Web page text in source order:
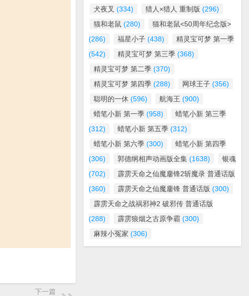
下一篇
犬夜叉 (334) 猎人×猎人 重制版 (296)
猫和老鼠 (280)
猫和老鼠<50周年纪念版>
(286)
福星小子 (438)
精灵宝可梦 第一季
(542)
精灵宝可梦 第三季 (368)
精灵宝可梦 第二季 (370)
精灵宝可梦 第四季 (288) 网球王子 (356)
聪明的一休 (596) 航海王 (900)
蜡笔小新 第一季 (958)
蜡笔小新 第三季
(312)
蜡笔小新 第五季 (312)
蜡笔小新 第六季 (300)
蜡笔小新 第四季
(306)
郭德纲相声动画版全集 (1638)
银魂
(702)
霹雳天命之仙魔鏖锋2斩魔录 普通话版
(360)
霹雳天命之仙魔鏖锋 普通话版 (300)
霹雳天命之战祸邪神2 破邪传 普通话版
(288)
霹雳狼烟之古原争霸 (300)
麻辣小冤家 (306)